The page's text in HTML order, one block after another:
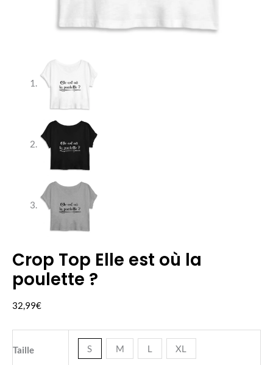
Crop Top Elle est où la
poulette ?
32,99€
Taille S M L XL
quantité
de
Top
où